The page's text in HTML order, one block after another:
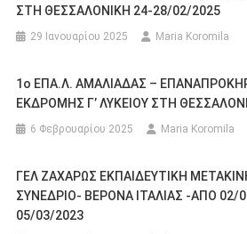
ΣΤΗ ΘΕΣΣΑΛΟΝΙΚΗ 24-28/02/2025
29 Ιανουαρίου 2025 Maria Koromila
1o ΕΠΑ.Λ. ΑΜΑΛΙΑΔΑΣ –
ΕΚΔΡΟΜΗΣ Γ’ ΛΥΚΕΙΟΥ ΣΤΗ
6 Φεβρουαρίου 2025 Maria Koromila
ΓΕΛ ΖΑΧΑΡΩΣ ΕΚΠΑΙΔΕΥΤΙΚΗ
ΣΥΝΕΔΡΙΟ- ΒΕΡΟΝΑ ΙΤΑΛΙΑΣ -ΑΠΟ 02/
05/03/2023